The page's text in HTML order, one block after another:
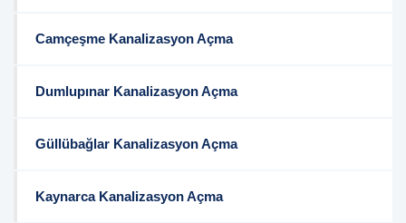
Camçeşme Kanalizasyon Açma
Dumlupınar Kanalizasyon Açma
Güllübağlar Kanalizasyon Açma
Kaynarca Kanalizasyon Açma